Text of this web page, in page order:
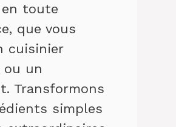
toute
que vous
cuisinier
ou un
Transformons
simples